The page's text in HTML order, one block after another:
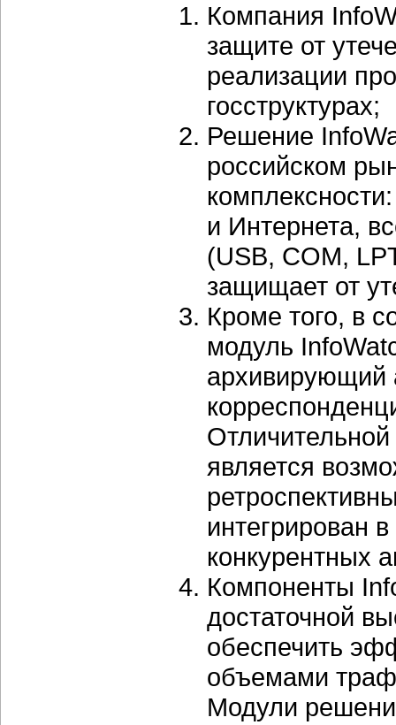
Компания
защите от
реализации
госструктурах;
Решение
российском
и Интернета,
(USB, COM,
защищает от
Кроме того, в
модуль
архивирующий
Отличительной
является
интегрирован
конкурентных
Компоненты
достаточной
обеспечить
объемами
Модули